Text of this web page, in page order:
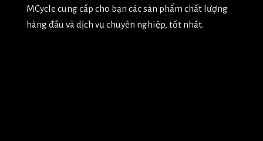
MCycle cung cấp cho bạn các sản phẩm chất lượng
hàng đầu và dịch vụ chuyên nghiệp, tốt nhất.